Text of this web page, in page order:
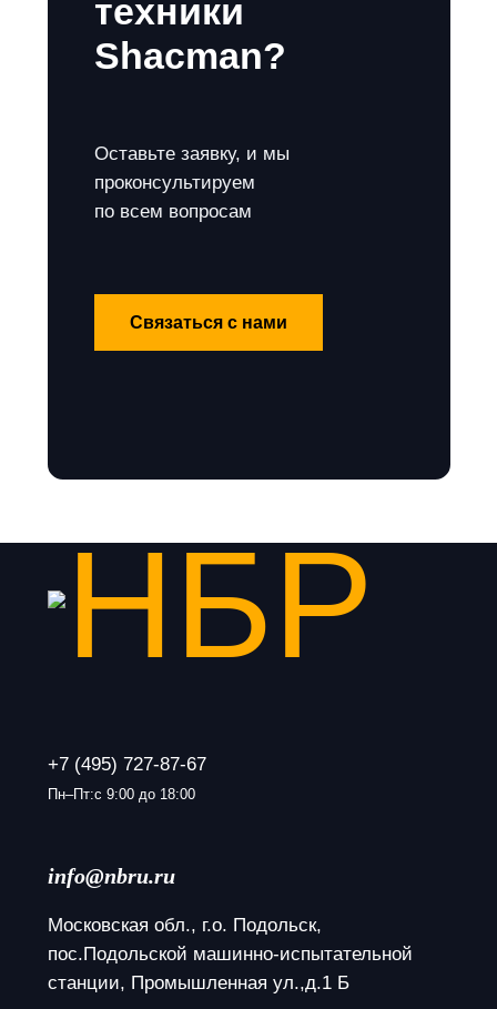
техники
Shacman?
Оставьте заявку, и мы
проконсультируем
по всем вопросам
Связаться с нами
+7 (495) 727-87-67
Пн–Пт:с 9:00 до 18:00
info@nbru.ru
Московская обл., г.о. Подольск,
пос.Подольской машинно-испытательной
станции, Промышленная ул.,д.1 Б